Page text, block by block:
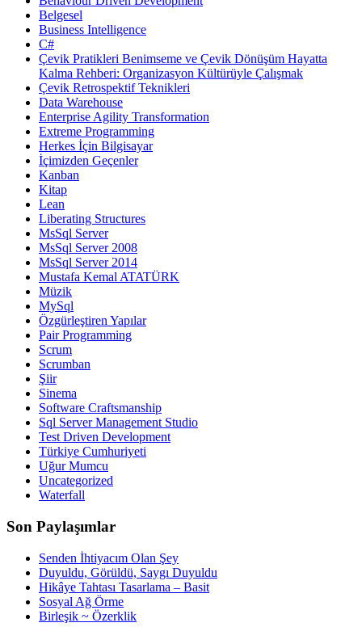
Belgesel
Business Intelligence
C#
Çevik Pratikleri Benimseme ve Çevik Dönüşüm Hayatta
Kalma Rehberi: Organizasyon Kültürüyle Çalışmak
Çevik Retrospektif Teknikleri
Data Warehouse
Enterprise Agility Transformation
Extreme Programming
Herkes İçin Bilgisayar
İçimizden Geçenler
Kanban
Kitap
Lean
Liberating Structures
MsSql Server
MsSql Server 2008
MsSql Server 2014
Mustafa Kemal ATATÜRK
Müzik
MySql
Özgürleştiren Yapılar
Pair Programming
Scrum
Scrumban
Şiir
Sinema
Software Craftsmanship
Sql Server Management Studio
Test Driven Development
Türkiye Cumhuriyeti
Uğur Mumcu
Uncategorized
Waterfall
Son Paylaşımlar
Senden İhtiyacım Olan Şey
Duyuldu, Görüldü, Saygı Duyuldu
Hikâye Tahtası Tasarlama – Basit
Sosyal Ağ Örme
Birleşik ~ Özerklik